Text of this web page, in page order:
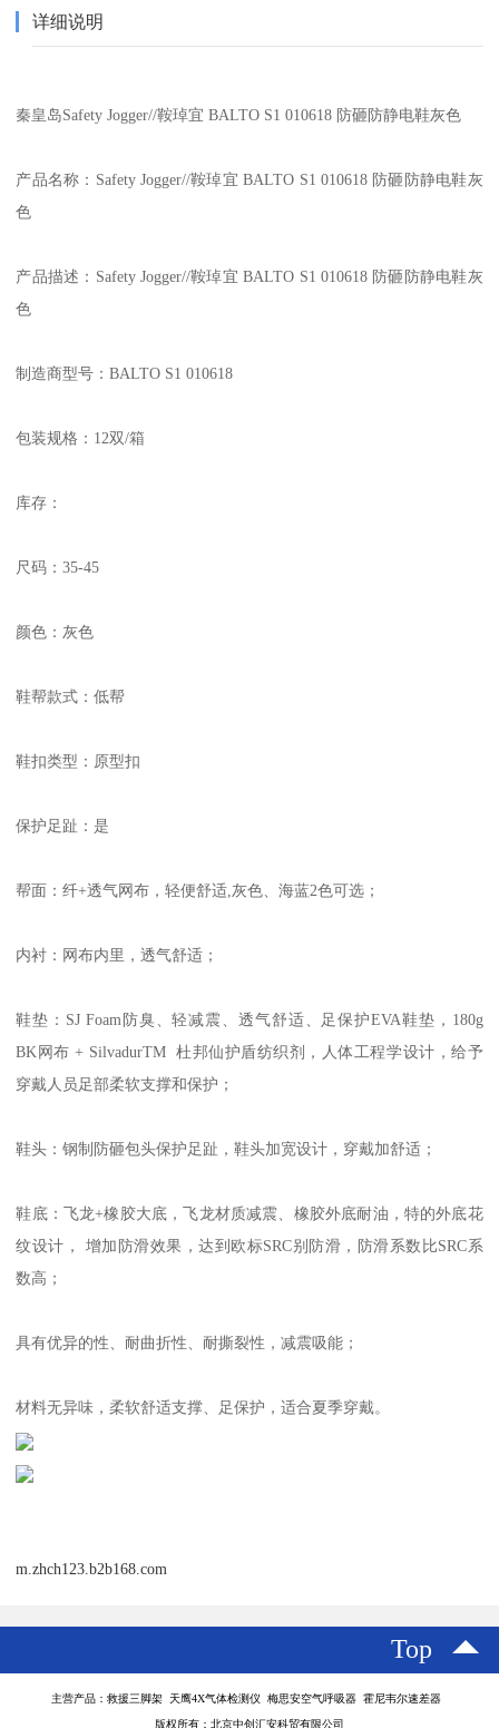
详细说明
秦皇岛Safety Jogger//鞍琸宜 BALTO S1 010618 防砸防静电鞋灰色
产品名称：Safety Jogger//鞍琸宜 BALTO S1 010618 防砸防静电鞋灰
色
产品描述：Safety Jogger//鞍琸宜 BALTO S1 010618 防砸防静电鞋灰
色
制造商型号：BALTO S1 010618
包装规格：12双/箱
库存：
尺码：35-45
颜色：灰色
鞋帮款式：低帮
鞋扣类型：原型扣
保护足趾：是
帮面：纤+透气网布，轻便舒适,灰色、海蓝2色可选；
内衬：网布内里，透气舒适；
鞋垫：SJ Foam防臭、轻减震、透气舒适、足保护EVA鞋垫，180g
BK网布 + SilvadurTM 杜邦仙护盾纺织剂，人体工程学设计，给予
穿戴人员足部柔软支撑和保护；
鞋头：钢制防砸包头保护足趾，鞋头加宽设计，穿戴加舒适；
鞋底：飞龙+橡胶大底，飞龙材质减震、橡胶外底耐油，特的外底花
纹设计， 增加防滑效果，达到欧标SRC别防滑，防滑系数比SRC系
数高；
具有优异的性、耐曲折性、耐撕裂性，减震吸能；
材料无异味，柔软舒适支撑、足保护，适合夏季穿戴。
m.zhch123.b2b168.com
Top
主营产品：救援三脚架 天鹰4X气体检测仪 梅思安空气呼吸器 霍尼韦尔速差器
版权所有：北京中创汇安科贸有限公司